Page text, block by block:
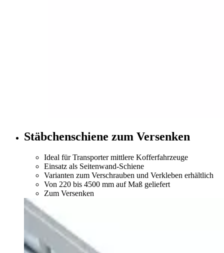
Stäbchenschiene zum Versenken
Ideal für Transporter mittlere Kofferfahrzeuge
Einsatz als Seitenwand-Schiene
Varianten zum Verschrauben und Verkleben erhältlich
Von 220 bis 4500 mm auf Maß geliefert
Zum Versenken